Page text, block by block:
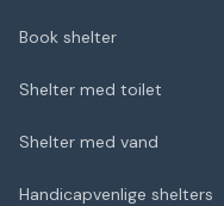
Book shelter
Shelter med toilet
Shelter med vand
Handicapvenlige shelters